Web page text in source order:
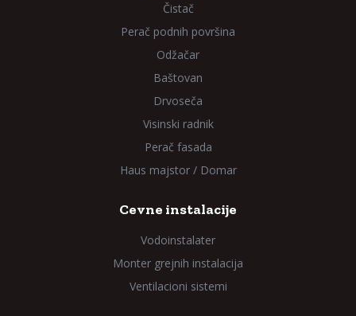
Čistač
Perač podnih površina
Odžačar
Baštovan
Drvoseča
Visinski radnik
Perač fasada
Haus majstor / Domar
Cevne instalacije
Vodoinstalater
Monter grejnih instalacija
Ventilacioni sistemi